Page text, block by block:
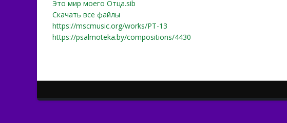
Это мир моего Отца.sib
Скачать все файлы
https://mscmusic.org/works/PT-13
https://psalmoteka.by/compositions/4430